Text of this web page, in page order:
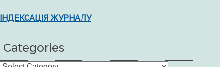
ІНДЕКСАЦІЯ ЖУРНАЛУ
Categories